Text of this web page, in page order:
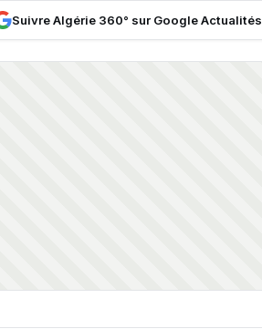
Suivre Algérie 360° sur Google Actualités